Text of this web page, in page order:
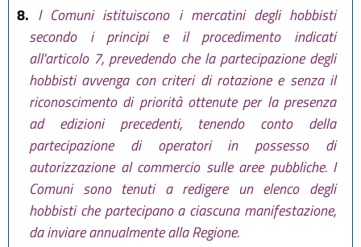
8. I Comuni istituiscono i mercatini degli hobbisti
secondo i principi e il procedimento indicati
all'articolo 7, prevedendo che la partecipazione degli
hobbisti avvenga con criteri di rotazione e senza il
riconoscimento di priorità ottenute per la presenza
ad edizioni precedenti, tenendo conto della
partecipazione di operatori in possesso di
autorizzazione al commercio sulle aree pubbliche. I
Comuni sono tenuti a redigere un elenco degli
hobbisti che partecipano a ciascuna manifestazione,
da inviare annualmente alla Regione.